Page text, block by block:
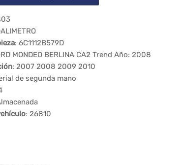
: 6C1112B579D
MONDEO BERLINA CA2 Trend Año: 2008
: 2007 2008 2009 2010
de segunda mano
: 26810